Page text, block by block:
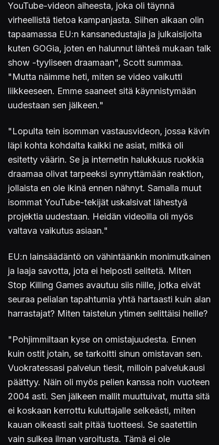
YouTube-videon aiheesta, joka oli täynnä
virheellistä tietoa kampanjasta. Siihen aikaan olin
tapaamassa EU:n kansanedustajia ja julkaisijoita
kuten GOGia, joten en halunnut lähteä mukaan talk
show -tyyliseen draamaan", Scott summaa.
"Mutta näimme heti, miten se video vaikutti
liikkeeseen. Emme saaneet sitä käynnistymään
uudestaan sen jälkeen."
"Lopulta tein isomman vastausvideon, jossa kävin
läpi kohta kohdalta kaikki ne asiat, mitkä oli
esitetty väärin. Se ja internetin halukkuus ruokkia
draamaa olivat tarpeeksi synnyttämään reaktion,
jollaista en ole ikinä ennen nähnyt. Samalla muut
isommat YouTube-tekijät uskalsivat lähestyä
projektia uudestaan. Heidän videoilla oli myös
valtava vaikutus asiaan."
EU:n lainsäädäntö on vähintäänkin monimutkainen
ja laaja savotta, jota ei helposti selitetä. Miten
Stop Killing Games avautuu siis niille, jotka eivät
seuraa pelialan tapahtumia yhtä hartaasti kuin alan
harrastajat? Miten taistelun ytimen selittäisi heille?
"Pohjimmiltaan kyse on omistajuudesta. Ennen
kuin ostit jotain, se tarkoitti sinun omistavan sen.
Vuokratessasi palvelun tiesit, milloin palvelukausi
päättyy. Näin oli myös pelien kanssa noin vuoteen
2004 asti. Sen jälkeen mallit muuttuivat, mutta sitä
ei koskaan kerrottu kuluttajalle selkeästi, miten
kauan oikeasti sait pitää tuotteesi. Se saatettiin
vain sulkea ilman varoitusta. Tämä ei ole